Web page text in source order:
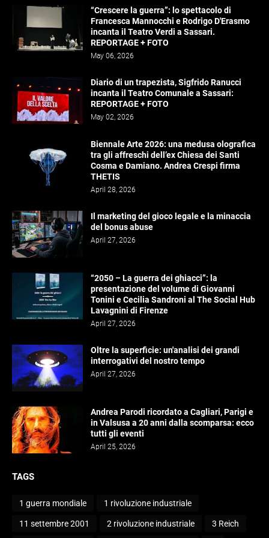
“Crescere la guerra”: lo spettacolo di
Francesca Mannocchi e Rodrigo D'Erasmo
incanta il Teatro Verdi a Sassari.
REPORTAGE + FOTO
May 06, 2026
Diario di un trapezista, Sigfrido Ranucci
incanta il Teatro Comunale a Sassari:
REPORTAGE + FOTO
May 02, 2026
Biennale Arte 2026: una medusa olografica
tra gli affreschi dell’ex Chiesa dei Santi
Cosma e Damiano. Andrea Crespi firma
THETIS
April 28, 2026
Il marketing del gioco legale e la minaccia
del bonus abuse
April 27, 2026
“2050 – La guerra dei ghiacci”: la
presentazione del volume di Giovanni
Tonini e Cecilia Sandroni al The Social Hub
Lavagnini di Firenze
April 27, 2026
Oltre la superficie: un'analisi dei grandi
interrogativi del nostro tempo
April 27, 2026
Andrea Parodi ricordato a Cagliari, Parigi e
in Valsusa a 20 anni dalla scomparsa: ecco
tutti gli eventi
April 25, 2026
TAGS
1 guerra mondiale 1 rivoluzione industriale
11 settembre 2001 2 rivoluzione industriale 3 Reich